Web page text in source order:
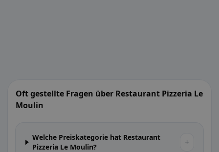
Oft gestellte Fragen über Restaurant Pizzeria Le
Moulin
Welche Preiskategorie hat Restaurant
Pizzeria Le Moulin?
+